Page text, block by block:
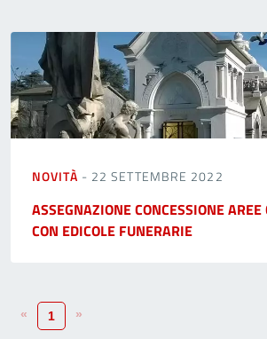
NOVITÀ - 22 SETTEMBRE 2022
ASSEGNAZIONE CONCESSIONE
CON EDICOLE FUNERARIE
« 1 »